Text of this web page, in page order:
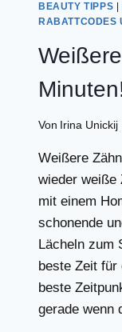
BEAUTY TIPPS
RABATTCODES
Von Irina Unickij
Weißere
wieder weiße
mit einem
schonende
Lächeln zum
beste Zeit für
beste
gerade wenn